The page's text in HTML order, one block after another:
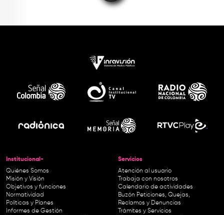
Institucional-
Quiénes Somos
Misión y Visión
Objetivos y funciones
Normatividad
Políticas y Planes
Informes de Gestión
Servicios
Atención al usuario
Trabaja con nosotros
Calendario de actividades
Buzón Peticiones, Quejas,
Reclamos y Denuncias
Trámites y Servicios